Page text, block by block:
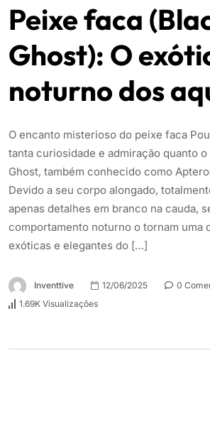
Peixe faca
Ghost): O
noturno dos
O encanto misterioso do peixe faca
tanta curiosidade e admiração quanto
Ghost, também conhecido como
Devido a seu corpo alongado,
apenas detalhes em branco na cauda,
comportamento noturno o tornam uma
exóticas e elegantes do […]
Inventtive 12/06/2025
0
1.69K Visualizações